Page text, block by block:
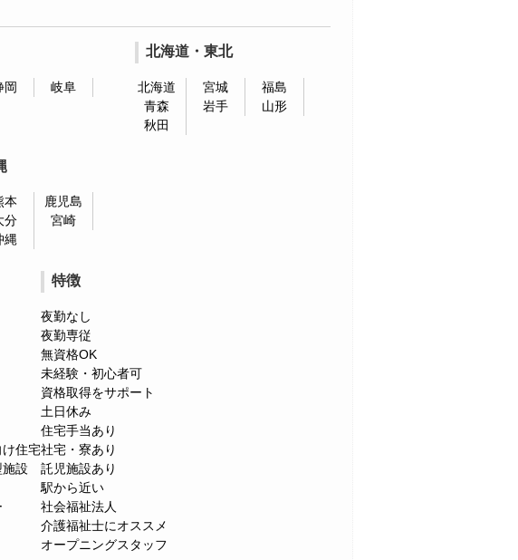
岡
岐阜
北海道・東北
北海道 宮城
福島
青森
岩手
山形
秋田
本
鹿児島
分
宮崎
縄
住宅
設
特徴
夜勤なし
夜勤専従
無資格OK
未経験・初心者可
資格取得をサポート
土日休み
住宅手当あり
社宅・寮あり
託児施設あり
駅から近い
社会福祉法人
介護福祉士にオススメ
オープニングスタッフ